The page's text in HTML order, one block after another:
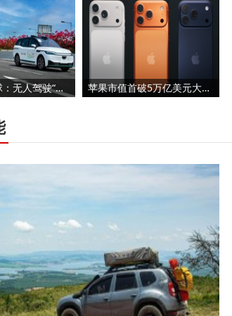
从深圳到全球：无人驾驶“驶”向未来，开启城市出行新图景 苹果市值首破5万亿美元大关 库克最后一次财报会谈布局与挑战